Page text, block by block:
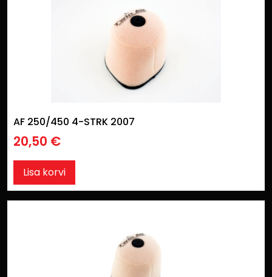
AF 250/450 4-STRK 2007
20,50 €
Lisa korvi